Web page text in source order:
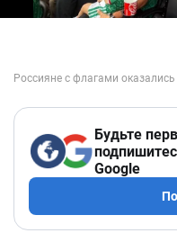
Будьте
Google